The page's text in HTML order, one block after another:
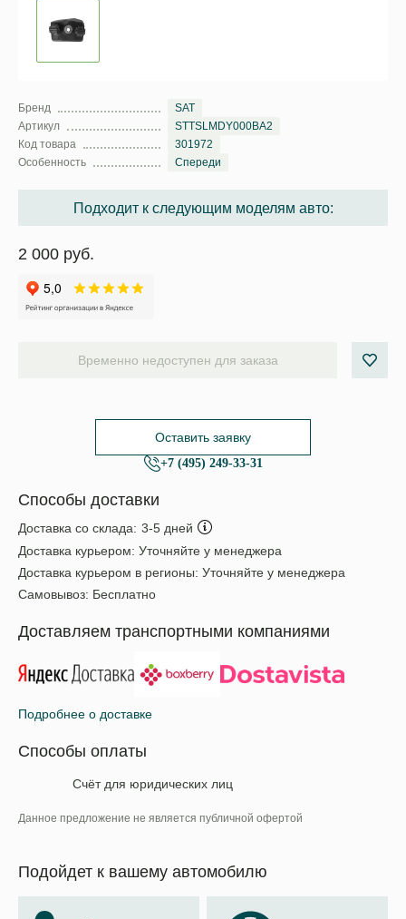
Бренд
SAT
Артикул
STTSLMDY000BA2
Код товара
301972
Особенность
Спереди
Подходит к следующим моделям авто:
2 000 руб.
Временно недоступен для заказа
Оставить заявку
+7 (495) 249-33-31
Способы доставки
Доставка со склада: 3-5 дней
Доставка курьером: Уточняйте у менеджера
Доставка курьером в регионы: Уточняйте у менеджера
Самовывоз: Бесплатно
Доставляем транспортными компаниями
Подробнее о доставке
Способы оплаты
Счёт для юридических лиц
Данное предложение не является публичной офертой
Подойдет к вашему автомобилю